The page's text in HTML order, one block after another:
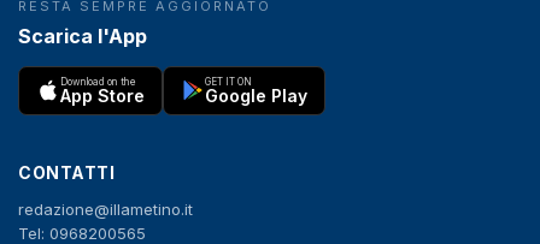
RESTA SEMPRE AGGIORNATO
Scarica l'App
Download on the
App Store
GET IT ON
Google Play
CONTATTI
redazione@illametino.it
Tel: 0968200565